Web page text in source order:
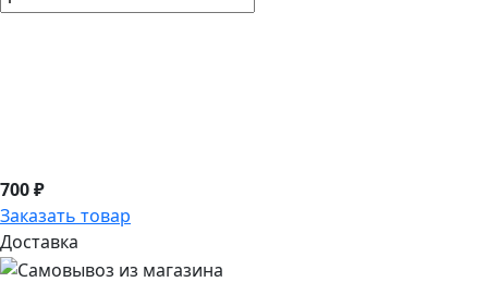
700 ₽
Заказать товар
Доставка